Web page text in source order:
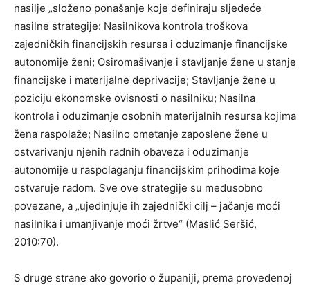
nasilje „složeno ponašanje koje definiraju sljedeće
nasilne strategije: Nasilnikova kontrola troškova
zajedničkih financijskih resursa i oduzimanje financijske
autonomije ženi; Osiromašivanje i stavljanje žene u stanje
financijske i materijalne deprivacije; Stavljanje žene u
poziciju ekonomske ovisnosti o nasilniku; Nasilna
kontrola i oduzimanje osobnih materijalnih resursa kojima
žena raspolaže; Nasilno ometanje zaposlene žene u
ostvarivanju njenih radnih obaveza i oduzimanje
autonomije u raspolaganju financijskim prihodima koje
ostvaruje radom. Sve ove strategije su međusobno
povezane, a „ujedinjuje ih zajednički cilj – jačanje moći
nasilnika i umanjivanje moći žrtve“ (Maslić Seršić,
2010:70).
S druge strane ako govorio o županiji, prema provedenoj